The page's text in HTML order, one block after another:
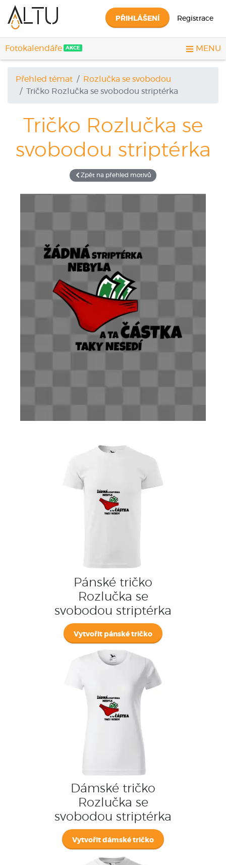
PŘIHLÁŠENÍ Registrace
Fotokalendáře AKCE MENU
Přehled témat
Rozlučka se svobodou
Tričko Rozlučka se svobodou striptérka
Tričko Rozlučka se
svobodou striptérka
Zpět na přehled motivů
Pánské tričko
Rozlučka se
svobodou striptérka
Vytvořit pánské tričko
Dámské tričko
Rozlučka se
svobodou striptérka
Vytvořit dámské tričko